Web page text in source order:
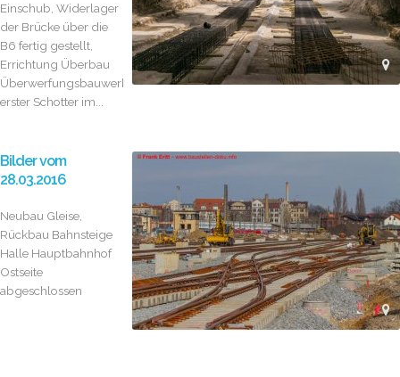
Einschub, Widerlager
der Brücke über die
B6 fertig gestellt,
Errichtung Überbau
Überwerfungsbauwerk,
erster Schotter im...
Bilder vom
28.03.2016
Neubau Gleise,
Rückbau Bahnsteige
Halle Hauptbahnhof
Ostseite
abgeschlossen